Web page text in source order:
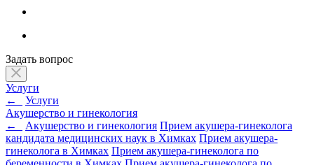
Задать вопрос
Услуги
←
Услуги
Акушерство и гинекология
←
Акушерство и гинекология Прием акушера-гинеколога
кандидата медицинских наук в Химках Прием акушера-
гинеколога в Химках Прием акушера-гинеколога по